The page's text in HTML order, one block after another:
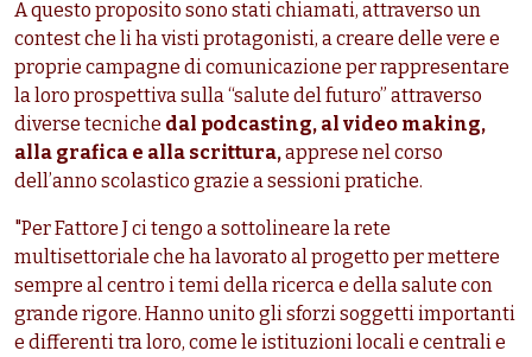
A questo proposito sono stati chiamati, attraverso un
contest che li ha visti protagonisti, a creare delle vere e
proprie campagne di comunicazione per rappresentare
la loro prospettiva sulla “salute del futuro” attraverso
diverse tecniche dal podcasting, al video making,
alla grafica e alla scrittura, apprese nel corso
dell’anno scolastico grazie a sessioni pratiche.
"Per Fattore J ci tengo a sottolineare la rete
multisettoriale che ha lavorato al progetto per mettere
sempre al centro i temi della ricerca e della salute con
grande rigore. Hanno unito gli sforzi soggetti importanti
e differenti tra loro, come le istituzioni locali e centrali e